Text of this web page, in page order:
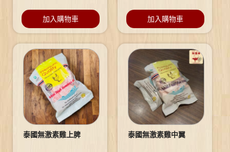
加入購物車 加入購物車
泰國無激素雞上脾 泰國無激素雞中翼